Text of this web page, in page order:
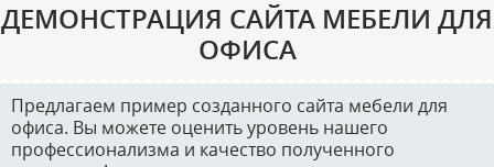
ДЕМОНСТРАЦИЯ САЙТА МЕБЕЛИ ДЛЯ
ОФИСА
Предлагаем пример созданного сайта мебели для
офиса. Вы можете оценить уровень нашего
профессионализма и качество полученного